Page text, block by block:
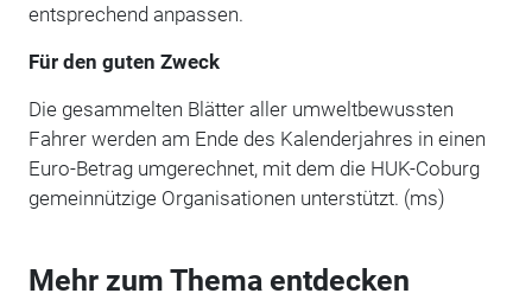
entsprechend anpassen.
Für den guten Zweck
Die gesammelten Blätter aller umweltbewussten
Fahrer werden am Ende des Kalenderjahres in einen
Euro-Betrag umgerechnet, mit dem die HUK-Coburg
gemeinnützige Organisationen unterstützt. (ms)
Mehr zum Thema entdecken